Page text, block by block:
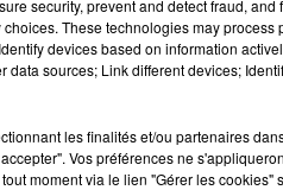
14 min 3 sec
security, prevent and detect fraud, and
These technologies may process
devices based on information
sources; Link different devices;
les finalités et/ou partenaires
Vos préférences ne
moment via le lien "Gérer les cookies"